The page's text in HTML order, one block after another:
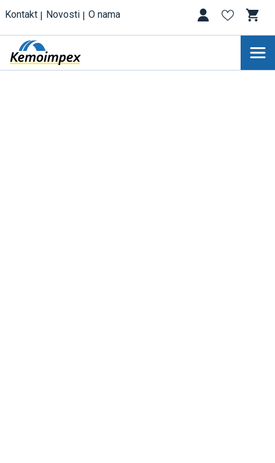
Kontakt Novosti O nama